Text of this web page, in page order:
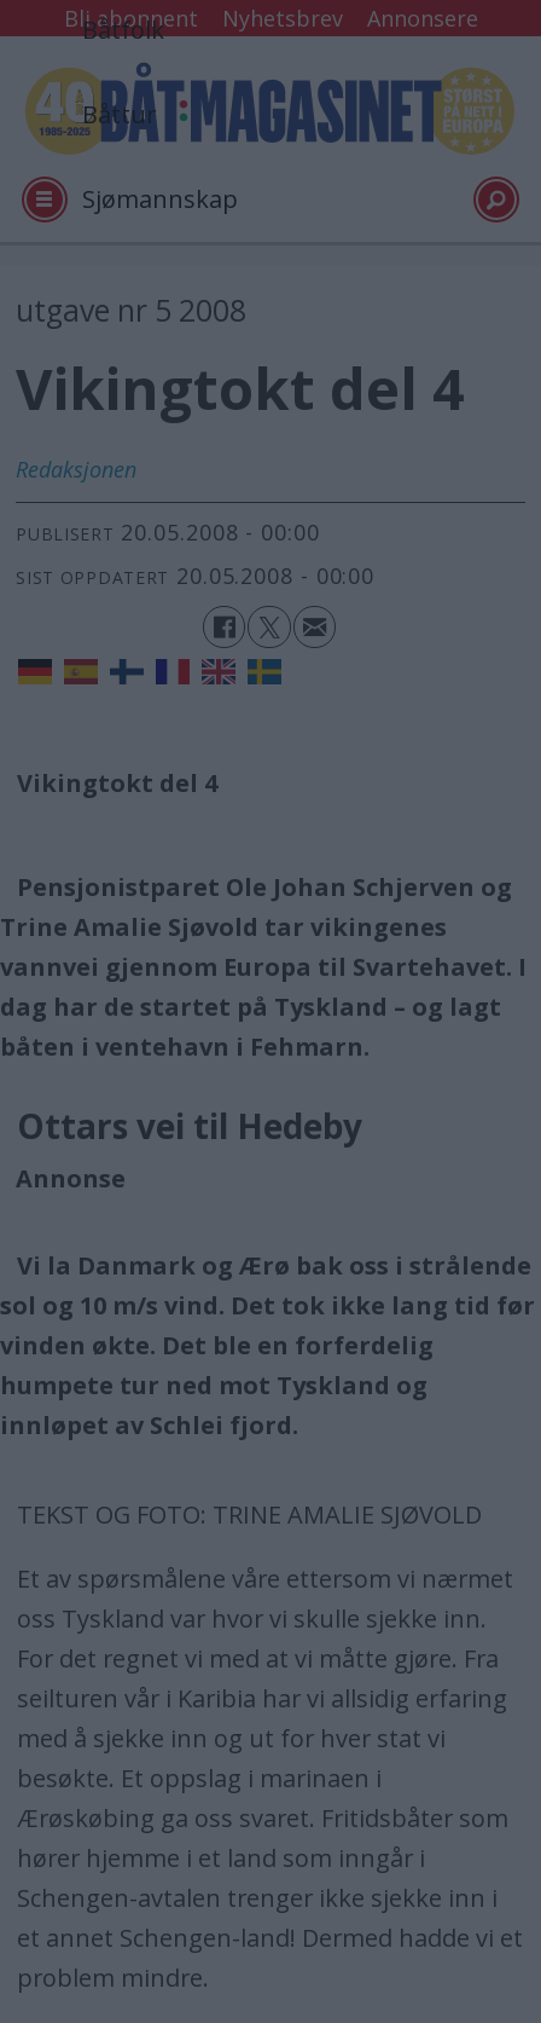
Bli abonnent Nyhetsbrev Annonsere
Båtfolk
Båttur
Sjømannskap
Arkiv
Logg inn
utgave nr 5 2008
Vikingtokt del 4
Redaksjonen
PUBLISERT 20.05.2008 - 00:00
SIST OPPDATERT 20.05.2008 - 00:00
Vikingtokt del 4
Pensjonistparet Ole Johan Schjerven og
Trine Amalie Sjøvold tar vikingenes
vannvei gjennom Europa til Svartehavet. I
dag har de startet på Tyskland – og lagt
båten i ventehavn i Fehmarn.
Ottars vei til Hedeby
Annonse
Vi la Danmark og Ærø bak oss i strålende
sol og 10 m/s vind. Det tok ikke lang tid før
vinden økte. Det ble en forferdelig
humpete tur ned mot Tyskland og
innløpet av Schlei fjord.
TEKST OG FOTO: TRINE AMALIE SJØVOLD
Et av spørsmålene våre ettersom vi nærmet
oss Tyskland var hvor vi skulle sjekke inn.
For det regnet vi med at vi måtte gjøre. Fra
seilturen vår i Karibia har vi allsidig erfaring
med å sjekke inn og ut for hver stat vi
besøkte. Et oppslag i marinaen i
Ærøskøbing ga oss svaret. Fritidsbåter som
hører hjemme i et land som inngår i
Schengen-avtalen trenger ikke sjekke inn i
et annet Schengen-land! Dermed hadde vi et
problem mindre.